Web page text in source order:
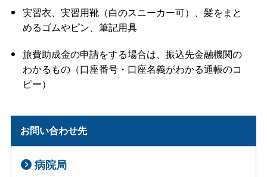
実習衣、実習用靴（白のスニーカー可）、髪をまと
めるゴムやピン、筆記用具
旅費助成金の申請をする場合は、振込先金融機関の
わかるもの（口座番号・口座名義がわかる通帳のコ
ピー）
お問い合わせ先
病院局